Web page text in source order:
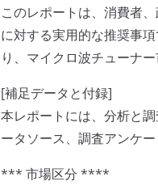
このレポートは、消費者
に対する実用的な推奨事
り、マイクロ波チューナ
[補足データと付録]
本レポートには、分析と
ータソース、調査アンケ
*** 市場区分 ****